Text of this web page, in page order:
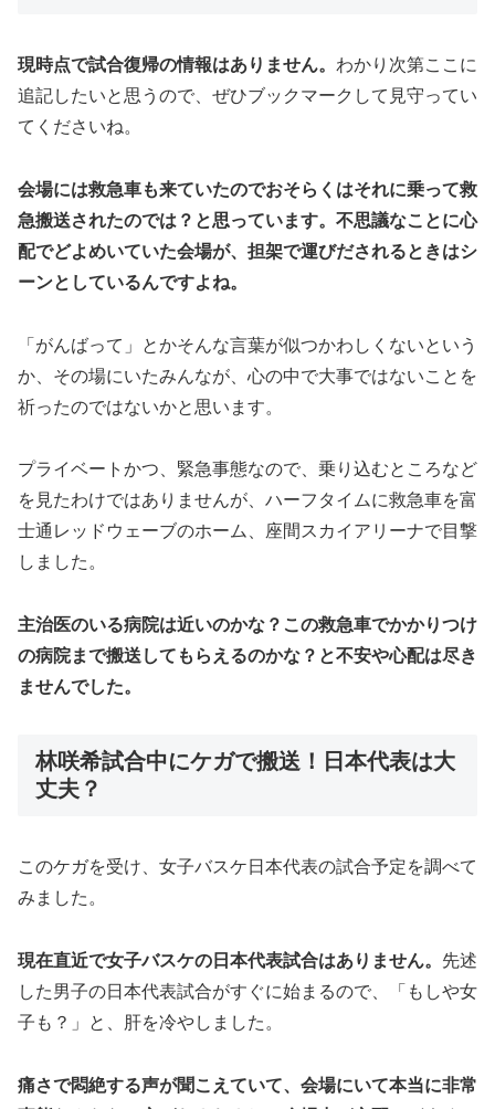
現時点で試合復帰の情報はありません。 わかり次第ここに
追記したいと思うので、ぜひブックマークして見守ってい
てくださいね。
会場には救急車も来ていたのでおそらくはそれに乗って救
急搬送されたのでは？と思っています。 不思議なことに心
配でどよめいていた会場が、担架で運びだされるときはシ
ーンとしているんですよね。
「がんばって」とかそんな言葉が似つかわしくないという
か、その場にいたみんなが、心の中で大事ではないことを
祈ったのではないかと思います。
プライベートかつ、緊急事態なので、乗り込むところなど
を見たわけではありませんが、ハーフタイムに救急車を富
士通レッドウェーブのホーム、座間スカイアリーナで目撃
しました。
主治医のいる病院は近いのかな？この救急車でかかりつけ
の病院まで搬送してもらえるのかな？と不安や心配は尽き
ませんでした。
林咲希試合中にケガで搬送！日本代表は大
丈夫？
このケガを受け、女子バスケ日本代表の試合予定を調べて
みました。
現在直近で女子バスケの日本代表試合はありません。 先述
した男子の日本代表試合がすぐに始まるので、「もしや女
子も？」と、肝を冷やしました。
痛さで悶絶する声が聞こえていて、会場にいて本当に非常